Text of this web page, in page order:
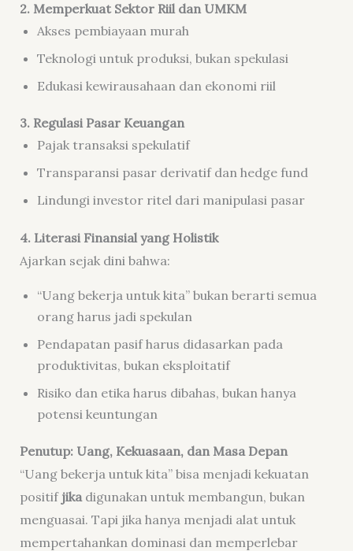
2. Memperkuat Sektor Riil dan UMKM
Akses pembiayaan murah
Teknologi untuk produksi, bukan spekulasi
Edukasi kewirausahaan dan ekonomi riil
3. Regulasi Pasar Keuangan
Pajak transaksi spekulatif
Transparansi pasar derivatif dan hedge fund
Lindungi investor ritel dari manipulasi pasar
4. Literasi Finansial yang Holistik
Ajarkan sejak dini bahwa:
“Uang bekerja untuk kita” bukan berarti semua
orang harus jadi spekulan
Pendapatan pasif harus didasarkan pada
produktivitas, bukan eksploitatif
Risiko dan etika harus dibahas, bukan hanya
potensi keuntungan
Penutup: Uang, Kekuasaan, dan Masa Depan
“Uang bekerja untuk kita” bisa menjadi kekuatan
positif jikadigunakan untuk membangun, bukan
menguasai. Tapi jika hanya menjadi alat untuk
mempertahankan dominasi dan memperlebar